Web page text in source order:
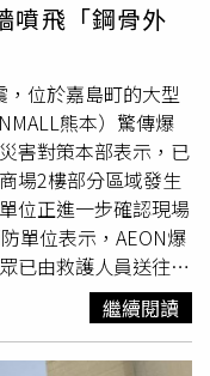
噴飛「鋼骨外
位於嘉島町的大型
熊本）驚傳爆
害對策本部表示，已
場2樓部分區域發生
位正進一步確認現場
單位表示，AEON爆
已由救護人員送往醫
方指出，目前掌握約
方與消防人員正持續
及時逃出。永旺公司
繼續閱讀